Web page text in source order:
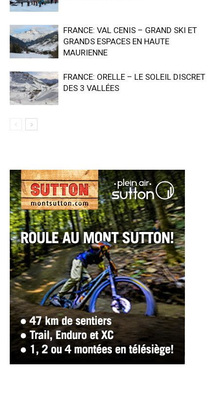
FRANCE: VAL CENIS – GRAND SKI ET
GRANDS ESPACES EN HAUTE
MAURIENNE
FRANCE: ORELLE – LE SOLEIL DISCRET
DES 3 VALLÉES